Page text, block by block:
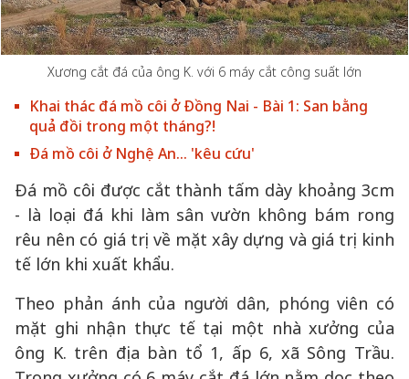
Xương cắt đá của ông K. với 6 máy cắt công suất lớn
Khai thác đá mồ côi ở Đồng Nai - Bài 1: San bằng
quả đồi trong một tháng?!
Đá mồ côi ở Nghệ An... 'kêu cứu'
Đá mồ côi được cắt thành tấm dày khoảng 3cm
- là loại đá khi làm sân vườn không bám rong
rêu nên có giá trị về mặt xây dựng và giá trị kinh
tế lớn khi xuất khẩu.
Theo phản ánh của người dân, phóng viên có
mặt ghi nhận thực tế tại một nhà xưởng của
ông K. trên địa bàn tổ 1, ấp 6, xã Sông Trầu.